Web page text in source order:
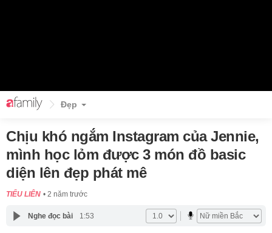
Đẹp
Chịu khó ngắm Instagram của Jennie,
mình học lỏm được 3 món đồ basic
diện lên đẹp phát mê
TIỂU LIÊN 2 năm trước
Nghe đọc bài 1:53